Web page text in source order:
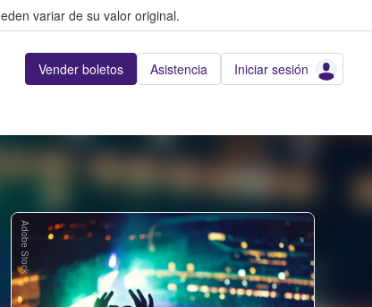
variar de su valor original.
Vender boletos Asistencia Iniciar sesión
Adobe Stock